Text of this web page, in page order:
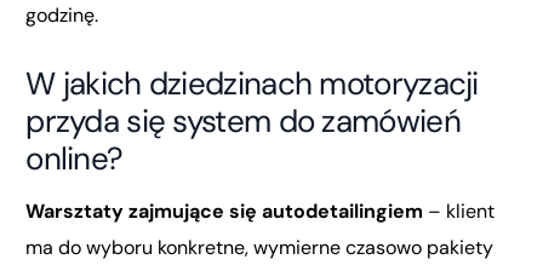
godzinę.
W jakich dziedzinach motoryzacji
przyda się system do zamówień
online?
Warsztaty zajmujące się autodetailingiem – klient
ma do wyboru konkretne, wymierne czasowo pakiety